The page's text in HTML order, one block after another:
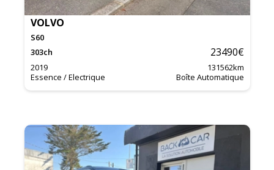
VOLVO
S60
303ch 23490€
2019 131562km
Essence / Electrique
Boîte Automatique